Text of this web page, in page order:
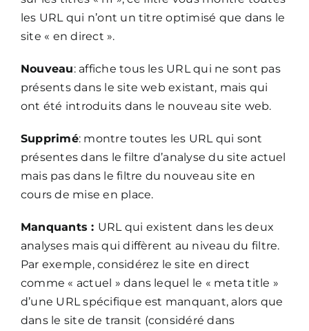
les URL qui n’ont un titre optimisé que dans le
site « en direct ».
Nouveau: affiche tous les URL qui ne sont pas
présents dans le site web existant, mais qui
ont été introduits dans le nouveau site web.
Supprimé: montre toutes les URL qui sont
présentes dans le filtre d’analyse du site actuel
mais pas dans le filtre du nouveau site en
cours de mise en place.
Manquants : URL qui existent dans les deux
analyses mais qui diffèrent au niveau du filtre.
Par exemple, considérez le site en direct
comme « actuel » dans lequel le « meta title »
d’une URL spécifique est manquant, alors que
dans le site de transit (considéré dans